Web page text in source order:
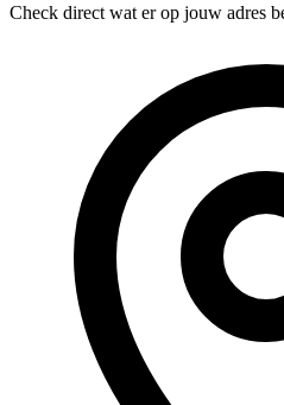
Check direct wat er op jouw adres